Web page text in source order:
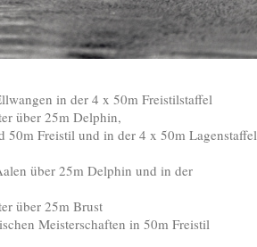
in der 4 x 50m Freistilstaffel
25m Delphin,
und in der 4 x 50m Lagenstaffel
über 25m Delphin und in der
25m Brust
Meisterschaften in 50m Freistil